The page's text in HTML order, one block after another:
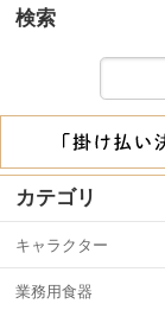
検索
カテゴリ
キャラクター
業務用食器